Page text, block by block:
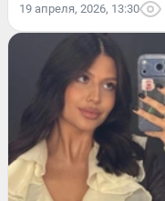
19 апреля, 2026, 13:30